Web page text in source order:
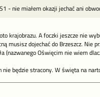
- nie miałem okazji jechać ani
krajobrazu. A foczki jeszcze nie
musisz dojechać do Brzeszcz.
(nazwanego Oświęcim nie wiem
będzie stracony. W święta na